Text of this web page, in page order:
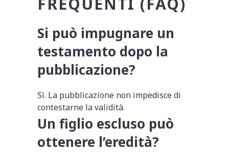
Si può impugnare un
testamento dopo la
pubblicazione?
Sì. La pubblicazione non impedisce di
contestarne la validità.
Un figlio escluso può
ottenere l’eredità?